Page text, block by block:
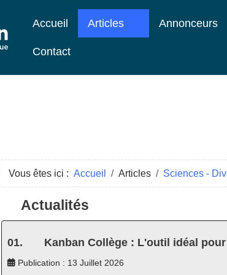
Accueil Articles Annonceurs
Contact
Vous êtes ici : Accueil Articles Sciences -
Actualités
Kanban Collège : L'outil idéal
Publication : 13 Juillet 2026